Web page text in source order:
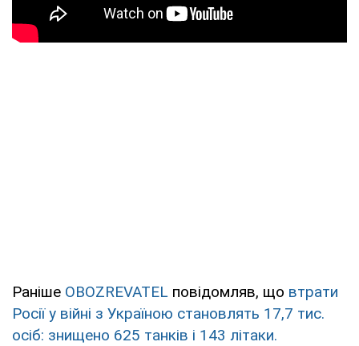
Раніше OBOZREVATEL повідомляв, що втрати
Росії у війні з Україною становлять 17,7 тис.
осіб: знищено 625 танків і 143 літаки.